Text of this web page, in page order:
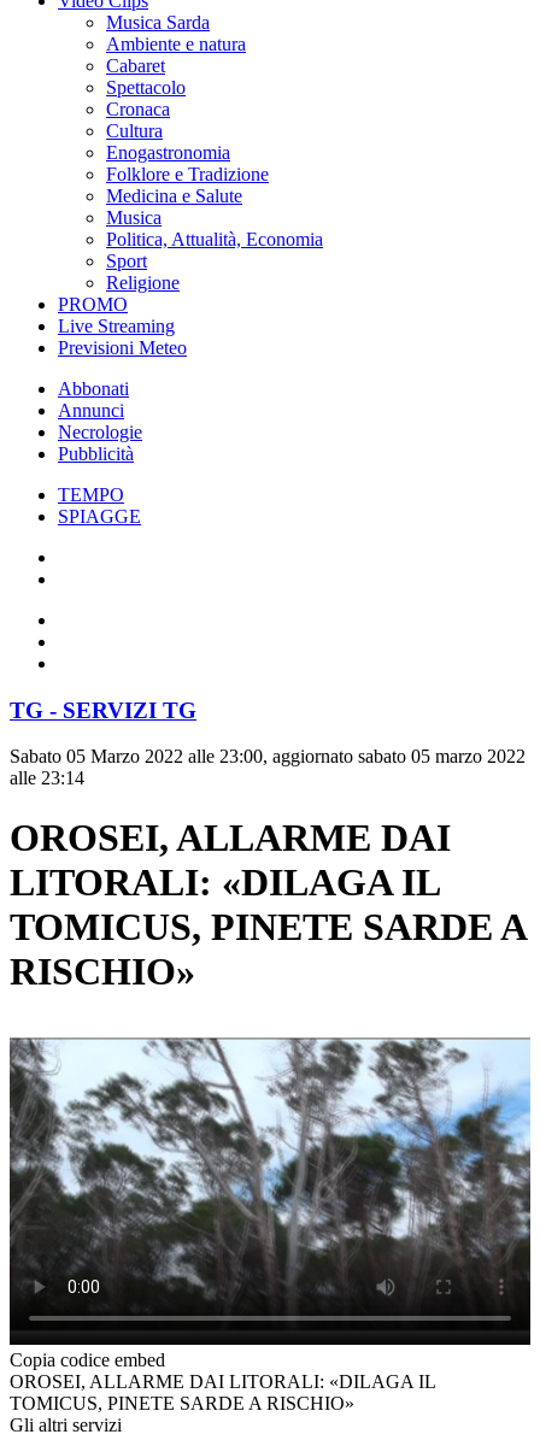
Musica Sarda
Ambiente e natura
Cabaret
Spettacolo
Cronaca
Cultura
Enogastronomia
Folklore e Tradizione
Medicina e Salute
Musica
Politica, Attualità, Economia
Sport
Religione
PROMO
Live Streaming
Previsioni Meteo
Abbonati
Annunci
Necrologie
Pubblicità
TEMPO
SPIAGGE
TG - SERVIZI TG
Sabato 05 Marzo 2022 alle 23:00, aggiornato sabato 05 marzo 2022
alle 23:14
OROSEI, ALLARME DAI
LITORALI: «DILAGA IL
TOMICUS, PINETE SARDE A
RISCHIO»
Copia codice embed
OROSEI, ALLARME DAI LITORALI: «DILAGA IL
TOMICUS, PINETE SARDE A RISCHIO»
Gli altri servizi